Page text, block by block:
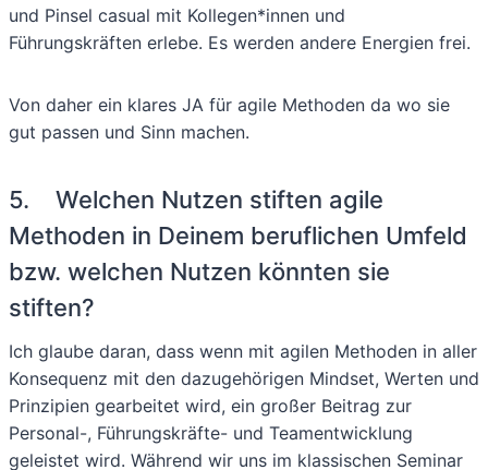
und Pinsel casual mit Kollegen*innen und
Führungskräften erlebe. Es werden andere Energien frei.
Von daher ein klares JA für agile Methoden da wo sie
gut passen und Sinn machen.
5. Welchen Nutzen stiften agile
Methoden in Deinem beruflichen Umfeld
bzw. welchen Nutzen könnten sie
stiften?
Ich glaube daran, dass wenn mit agilen Methoden in aller
Konsequenz mit den dazugehörigen Mindset, Werten und
Prinzipien gearbeitet wird, ein großer Beitrag zur
Personal-, Führungskräfte- und Teamentwicklung
geleistet wird. Während wir uns im klassischen Seminar